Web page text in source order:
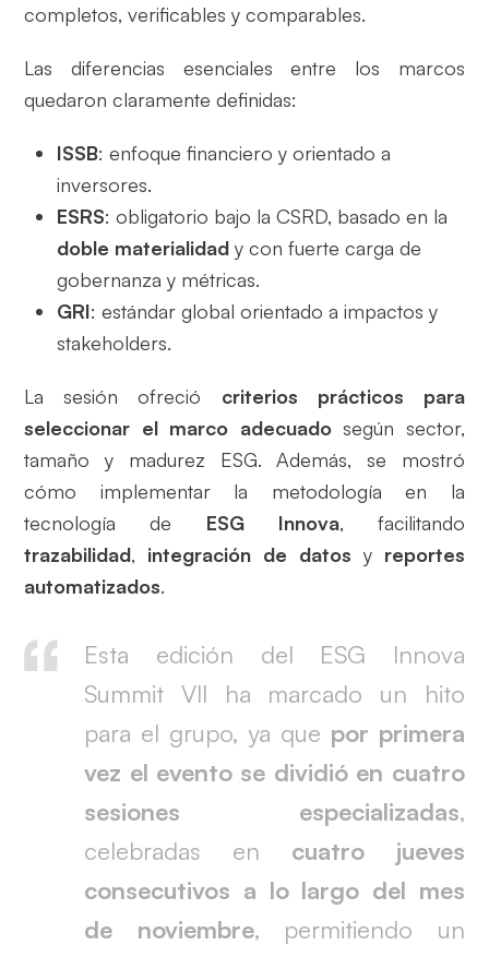
completos, verificables y comparables.
Las diferencias esenciales entre los marcos
quedaron claramente definidas:
ISSB: enfoque financiero y orientado a
inversores.
ESRS: obligatorio bajo la CSRD, basado en la
doble materialidad y con fuerte carga de
gobernanza y métricas.
GRI: estándar global orientado a impactos y
stakeholders.
La sesión ofreció criterios prácticos para
seleccionar el marco adecuadosegún sector,
tamaño y madurez ESG. Además, se mostró
cómo implementar la metodología en la
tecnología de ESG Innova, facilitando
trazabilidad, integración de datos y reportes
automatizados.
Esta edición del ESG Innova
Summit VII ha marcado un hito
para el grupo, ya que por primera
vez el evento se dividió en cuatro
sesiones especializadas,
celebradas en cuatro jueves
consecutivos a lo largo del mes
de noviembre, permitiendo un